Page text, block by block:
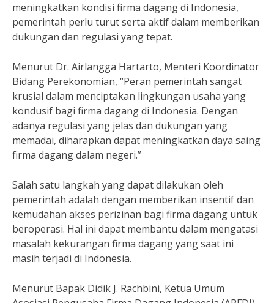
meningkatkan kondisi firma dagang di Indonesia,
pemerintah perlu turut serta aktif dalam memberikan
dukungan dan regulasi yang tepat.
Menurut Dr. Airlangga Hartarto, Menteri Koordinator
Bidang Perekonomian, “Peran pemerintah sangat
krusial dalam menciptakan lingkungan usaha yang
kondusif bagi firma dagang di Indonesia. Dengan
adanya regulasi yang jelas dan dukungan yang
memadai, diharapkan dapat meningkatkan daya saing
firma dagang dalam negeri.”
Salah satu langkah yang dapat dilakukan oleh
pemerintah adalah dengan memberikan insentif dan
kemudahan akses perizinan bagi firma dagang untuk
beroperasi. Hal ini dapat membantu dalam mengatasi
masalah kekurangan firma dagang yang saat ini
masih terjadi di Indonesia.
Menurut Bapak Didik J. Rachbini, Ketua Umum